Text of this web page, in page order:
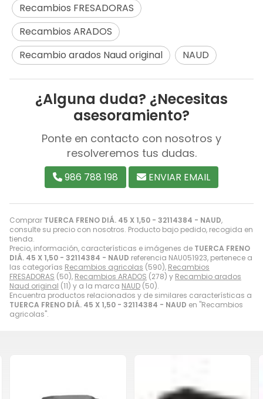
Comprar TUERCA FRENO DIÁ. 45 X 1,50 - 32114384 - NAUD,
consulte su precio con nosotros. Producto bajo pedido, recogida en
tienda.
Precio, información, características e imágenes de TUERCA FRENO
DIÁ. 45 X 1,50 - 32114384 - NAUD referencia NAU051923, pertenece a
las categorías Recambios agricolas (590), Recambios
FRESADORAS (50), Recambios ARADOS (278) y Recambio arados
Naud original (11) y a la marca NAUD (50).
Encuentra productos relacionados y de similares características a
TUERCA FRENO DIÁ. 45 X 1,50 - 32114384 - NAUD en "Recambios
agricolas".
Recambios FRESADORAS
Recambios ARADOS
Recambio arados Naud original
NAUD
¿Alguna duda? ¿Necesitas
asesoramiento?
Ponte en contacto con nosotros y
resolveremos tus dudas.
986 788 198 ENVIAR EMAIL